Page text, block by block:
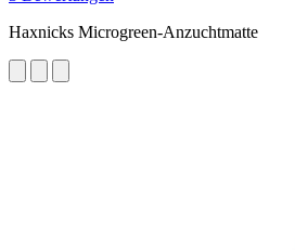
Haxnicks Microgreen-Anzuchtmatte